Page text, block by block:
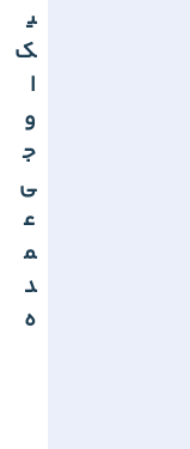
ی
ک
ا
و
ج
ی
ع
م
د
ه